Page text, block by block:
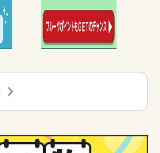
chevron_right